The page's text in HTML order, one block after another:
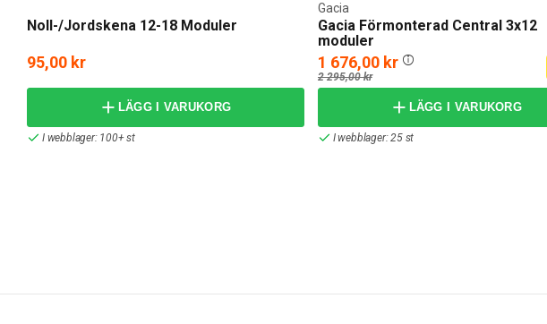
Noll-/Jordskena 12-18 Moduler
95,00 kr
LÄGG I VARUKORG
I webblager: 100+ st
Gacia Förmonterad Central 3x12
moduler
Gacia
1 676,00 kr
2 295,00 kr
LÄGG I VARUKORG
I webblager: 25 st